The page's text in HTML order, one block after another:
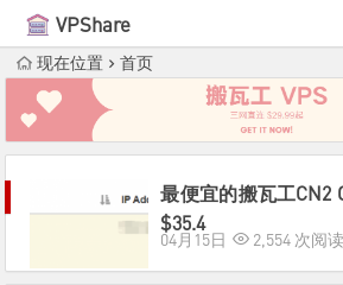
VPShare
现在位置 首页
最便宜的搬瓦工CN2
$35.4
04月15日 2,554 次阅读